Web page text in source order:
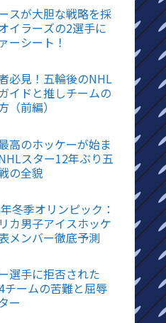
スが大胆な戦略を採
イラーズの2選手に
ーシート！
必見！五輪後のNHL
イドと推しチームの
（前編）
高のホッケーが始ま
スター12年ぶり五
の全貌
冬季オリンピック：
カ男子アイスホッケ
メンバー徹底予測
選手に拒否された
チームの苦難と屈辱
ー